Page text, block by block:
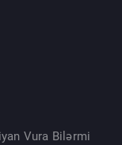
Vura Bilərmi